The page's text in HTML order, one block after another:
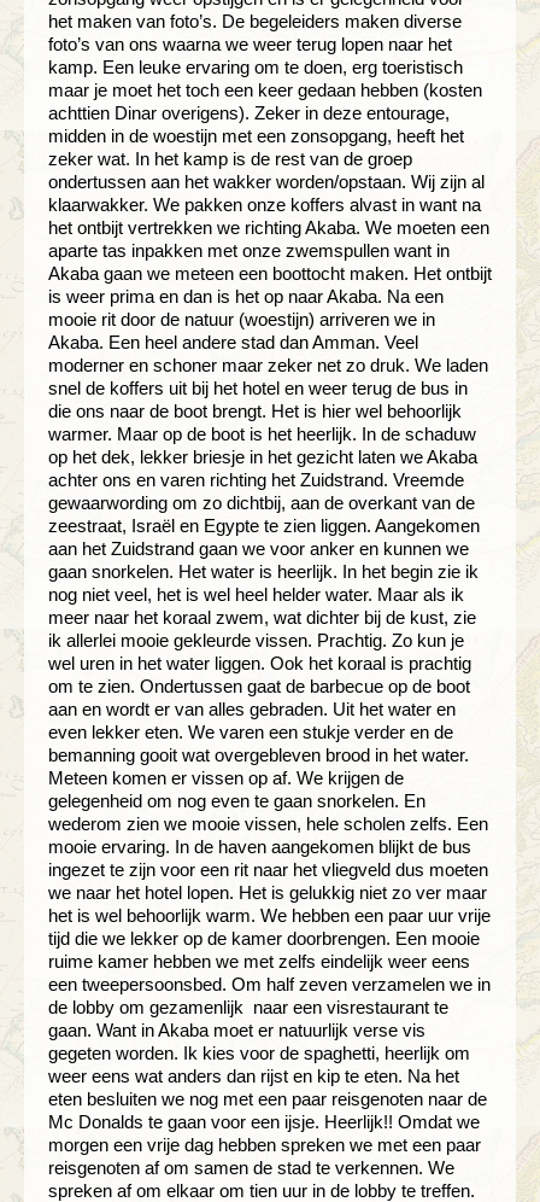
het maken van foto’s. De begeleiders maken diverse
foto’s van ons waarna we weer terug lopen naar het
kamp. Een leuke ervaring om te doen, erg toeristisch
maar je moet het toch een keer gedaan hebben (kosten
achttien Dinar overigens). Zeker in deze entourage,
midden in de woestijn met een zonsopgang, heeft het
zeker wat. In het kamp is de rest van de groep
ondertussen aan het wakker worden/opstaan. Wij zijn al
klaarwakker. We pakken onze koffers alvast in want na
het ontbijt vertrekken we richting Akaba. We moeten een
aparte tas inpakken met onze zwemspullen want in
Akaba gaan we meteen een boottocht maken. Het ontbijt
is weer prima en dan is het op naar Akaba. Na een
mooie rit door de natuur (woestijn) arriveren we in
Akaba. Een heel andere stad dan Amman. Veel
moderner en schoner maar zeker net zo druk. We laden
snel de koffers uit bij het hotel en weer terug de bus in
die ons naar de boot brengt. Het is hier wel behoorlijk
warmer. Maar op de boot is het heerlijk. In de schaduw
op het dek, lekker briesje in het gezicht laten we Akaba
achter ons en varen richting het Zuidstrand. Vreemde
gewaarwording om zo dichtbij, aan de overkant van de
zeestraat, Israël en Egypte te zien liggen. Aangekomen
aan het Zuidstrand gaan we voor anker en kunnen we
gaan snorkelen. Het water is heerlijk. In het begin zie ik
nog niet veel, het is wel heel helder water. Maar als ik
meer naar het koraal zwem, wat dichter bij de kust, zie
ik allerlei mooie gekleurde vissen. Prachtig. Zo kun je
wel uren in het water liggen. Ook het koraal is prachtig
om te zien. Ondertussen gaat de barbecue op de boot
aan en wordt er van alles gebraden. Uit het water en
even lekker eten. We varen een stukje verder en de
bemanning gooit wat overgebleven brood in het water.
Meteen komen er vissen op af. We krijgen de
gelegenheid om nog even te gaan snorkelen. En
wederom zien we mooie vissen, hele scholen zelfs. Een
mooie ervaring. In de haven aangekomen blijkt de bus
ingezet te zijn voor een rit naar het vliegveld dus moeten
we naar het hotel lopen. Het is gelukkig niet zo ver maar
het is wel behoorlijk warm. We hebben een paar uur vrije
tijd die we lekker op de kamer doorbrengen. Een mooie
ruime kamer hebben we met zelfs eindelijk weer eens
een tweepersoonsbed. Om half zeven verzamelen we in
de lobby om gezamenlijk naar een visrestaurant te
gaan. Want in Akaba moet er natuurlijk verse vis
gegeten worden. Ik kies voor de spaghetti, heerlijk om
weer eens wat anders dan rijst en kip te eten. Na het
eten besluiten we nog met een paar reisgenoten naar de
Mc Donalds te gaan voor een ijsje. Heerlijk!! Omdat we
morgen een vrije dag hebben spreken we met een paar
reisgenoten af om samen de stad te verkennen. We
spreken af om elkaar om tien uur in de lobby te treffen.